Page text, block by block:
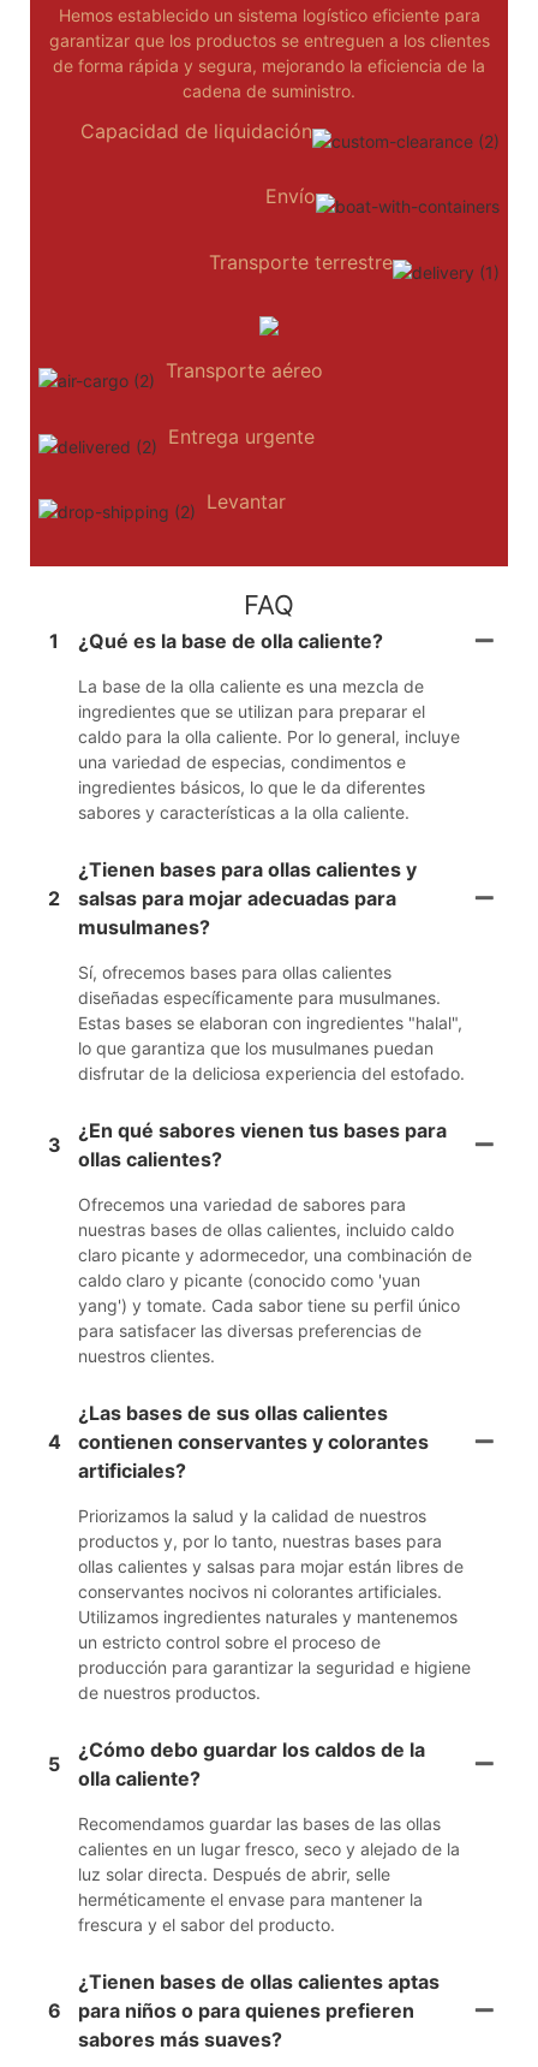
Hemos establecido un sistema logístico eficiente para
garantizar que los productos se entreguen a los clientes
de forma rápida y segura, mejorando la eficiencia de la
cadena de suministro.
Capacidad de liquidación
Envío
Transporte terrestre
Transporte aéreo
Entrega urgente
Levantar
FAQ
1 ¿Qué es la base de olla caliente?
La base de la olla caliente es una mezcla de
ingredientes que se utilizan para preparar el
caldo para la olla caliente. Por lo general, incluye
una variedad de especias, condimentos e
ingredientes básicos, lo que le da diferentes
sabores y características a la olla caliente.
2
¿Tienen bases para ollas calientes y
salsas para mojar adecuadas para
musulmanes?
Sí, ofrecemos bases para ollas calientes
diseñadas específicamente para musulmanes.
Estas bases se elaboran con ingredientes "halal",
lo que garantiza que los musulmanes puedan
disfrutar de la deliciosa experiencia del estofado.
3
¿En qué sabores vienen tus bases para
ollas calientes?
Ofrecemos una variedad de sabores para
nuestras bases de ollas calientes, incluido caldo
claro picante y adormecedor, una combinación de
caldo claro y picante (conocido como 'yuan
yang') y tomate. Cada sabor tiene su perfil único
para satisfacer las diversas preferencias de
nuestros clientes.
4
¿Las bases de sus ollas calientes
contienen conservantes y colorantes
artificiales?
Priorizamos la salud y la calidad de nuestros
productos y, por lo tanto, nuestras bases para
ollas calientes y salsas para mojar están libres de
conservantes nocivos ni colorantes artificiales.
Utilizamos ingredientes naturales y mantenemos
un estricto control sobre el proceso de
producción para garantizar la seguridad e higiene
de nuestros productos.
5
¿Cómo debo guardar los caldos de la
olla caliente?
Recomendamos guardar las bases de las ollas
calientes en un lugar fresco, seco y alejado de la
luz solar directa. Después de abrir, selle
herméticamente el envase para mantener la
frescura y el sabor del producto.
6
¿Tienen bases de ollas calientes aptas
para niños o para quienes prefieren
sabores más suaves?